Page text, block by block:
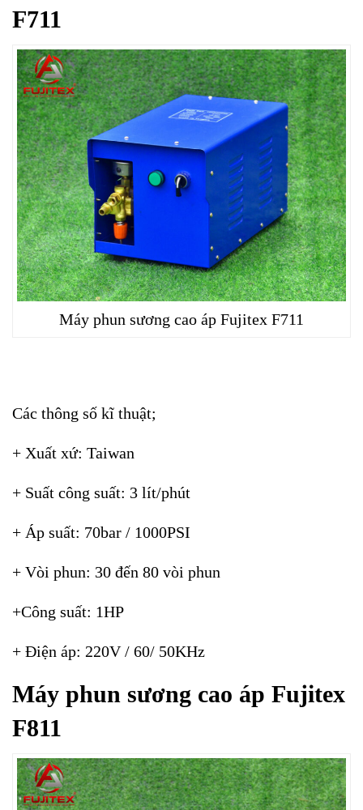
F711
Máy phun sương cao áp Fujitex F711
Các thông số kĩ thuật;
+ Xuất xứ: Taiwan
+ Suất công suất: 3 lít/phút
+ Áp suất: 70bar / 1000PSI
+ Vòi phun: 30 đến 80 vòi phun
+Công suất: 1HP
+ Điện áp: 220V / 60/ 50KHz
Máy phun sương cao áp Fujitex
F811